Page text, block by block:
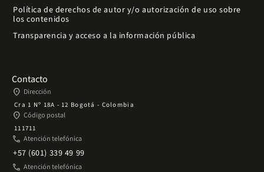
Política de derechos de autor y/o autorización de uso sobre
los contenidos
Transparencia y acceso a la información pública
Contacto
place Dirección
Cra 1 Nº 18A - 12 Bogotá - Colombia
place Código postal
111711
phone Atención telefónica
+57 (601) 339 49 99
phone Atención telefónica